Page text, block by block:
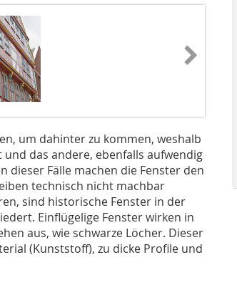
um dahinter zu kommen, weshalb
das andere, ebenfalls aufwendig
dieser Fälle machen die Fenster den
technisch nicht machbar
sind historische Fenster in der
Einflügelige Fenster wirken in
aus, wie schwarze Löcher. Dieser
(Kunststoff), zu dicke Profile und